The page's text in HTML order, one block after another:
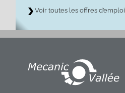
Voir toutes les offres d’emploi